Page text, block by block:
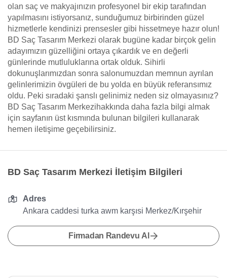
olan saç ve makyajınızın profesyonel bir ekip tarafından
yapılmasını istiyorsanız, sunduğumuz birbirinden güzel
hizmetlerle kendinizi prensesler gibi hissetmeye hazır olun!
BD Saç Tasarım Merkezi olarak bugüne kadar birçok gelin
adayımızın güzelliğini ortaya çıkardık ve en değerli
günlerinde mutluluklarına ortak olduk. Sihirli
dokunuşlarımızdan sonra salonumuzdan memnun ayrılan
gelinlerimizin övgüleri de bu yolda en büyük referansımız
oldu. Peki sıradaki şanslı gelinimiz neden siz olmayasınız?
BD Saç Tasarım Merkezihakkında daha fazla bilgi almak
için sayfanın üst kısmında bulunan bilgileri kullanarak
hemen iletişime geçebilirsiniz.
BD Saç Tasarım Merkezi İletişim Bilgileri
Adres
Ankara caddesi turka awm karşısi Merkez/Kırşehir
Firmadan Randevu Al